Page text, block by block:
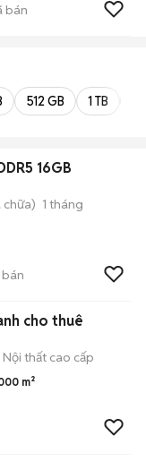
bán
512 GB 1 TB
16GB
chữa) 1 tháng
cho thuê
Nội thất cao cấp
m²